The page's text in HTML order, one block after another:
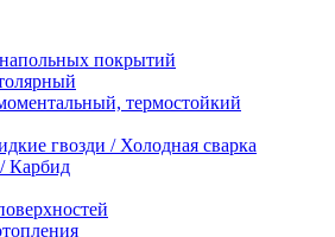
покрытий
термостойкий
гвозди / Холодная сварка
Карбид